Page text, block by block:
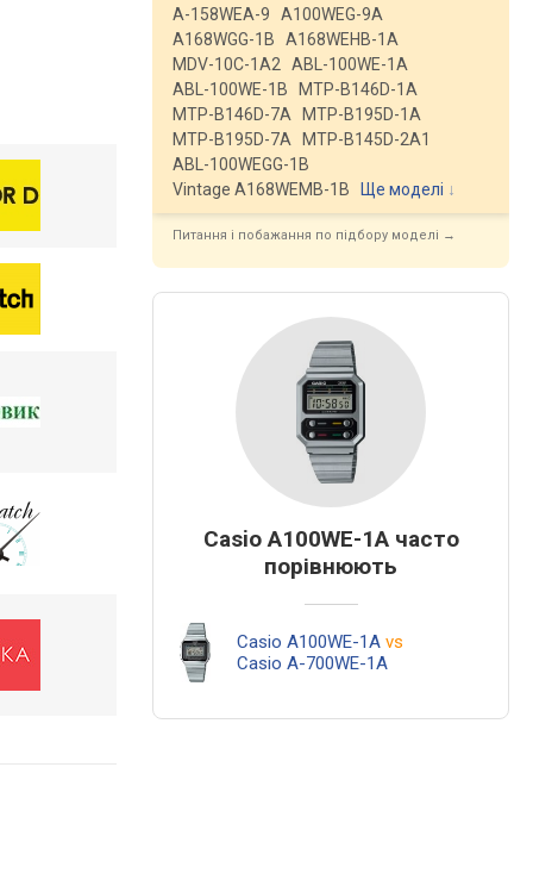
A-158WEA-9
A100WEG-9A
A168WGG-1B
A168WEHB-1A
MDV-10C-1A2
ABL-100WE-1A
ABL-100WE-1B
MTP-B146D-1A
MTP-B146D-7A
MTP-B195D-1A
MTP-B195D-7A
MTP-B145D-2A1
ABL-100WEGG-1B
Vintage A168WEMB-1B
Ще моделі ↓
Питання і побажання по підбору моделі →
Casio A100WE-1A часто
порівнюють
Casio A100WE-1A vs
Casio A-700WE-1A